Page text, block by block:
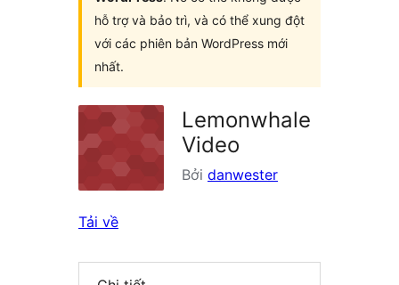
hỗ trợ và bảo trì, và có thể xung đột
với các phiên bản WordPress mới
nhất.
Lemonwhale
Video
Bởi danwester
Tải về